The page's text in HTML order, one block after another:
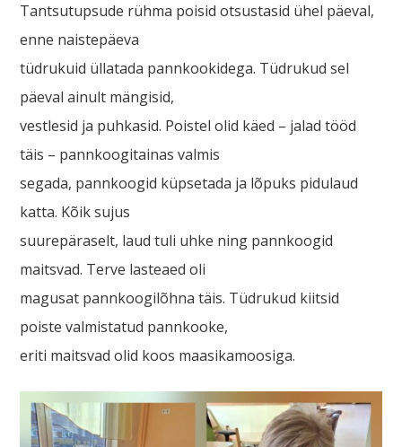
Tantsutupsude rühma poisid otsustasid ühel päeval,
enne naistepäeva
tüdrukuid üllatada pannkookidega. Tüdrukud sel
päeval ainult mängisid,
vestlesid ja puhkasid. Poistel olid käed – jalad tööd
täis – pannkoogitainas valmis
segada, pannkoogid küpsetada ja lõpuks pidulaud
katta. Kõik sujus
suurepäraselt, laud tuli uhke ning pannkoogid
maitsvad. Terve lasteaed oli
magusat pannkoogilõhna täis. Tüdrukud kiitsid
poiste valmistatud pannkooke,
eriti maitsvad olid koos maasikamoosiga.